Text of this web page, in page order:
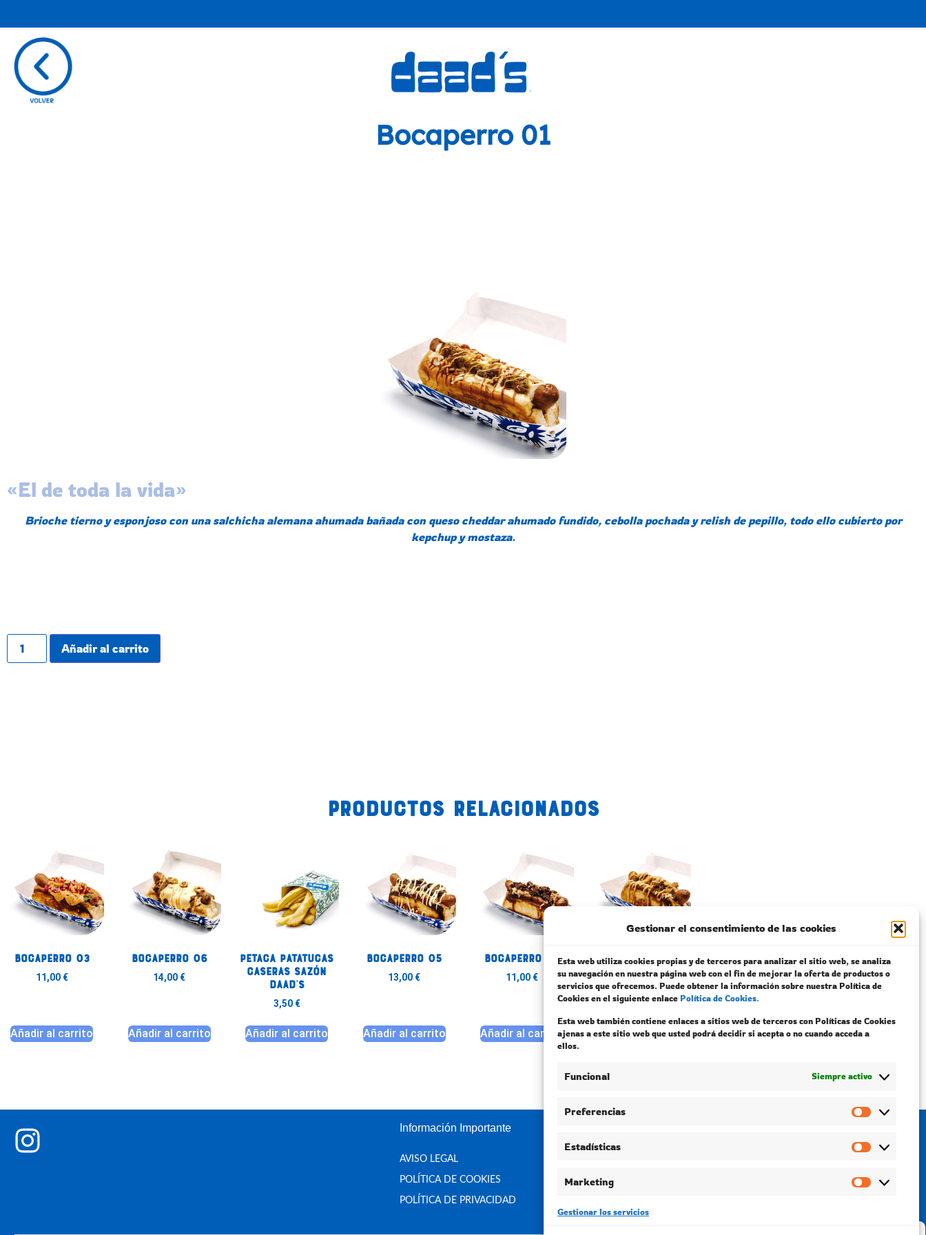
Gestionar el consentimiento de las cookies
Esta web utiliza cookies propias y de terceros para analizar el sitio web, se analiza
su navegación en nuestra página web con el fin de mejorar la oferta de productos o
servicios que ofrecemos. Puede obtener la información sobre nuestra Política de
Cookies en el siguiente enlace Política de Cookies.
Esta web también contiene enlaces a sitios web de terceros con Políticas de Cookies
ajenas a este sitio web que usted podrá decidir si acepta o no cuando acceda a
ellos.
Funcional Siempre activo
Preferencias
Estadísticas
Marketing
Gestionar los servicios
Bocaperro 01
«El de toda la vida»
Brioche tierno y esponjoso con una salchicha alemana ahumada bañada con queso cheddar ahumado fundido, cebolla pochada y relish de pepillo, todo ello cubierto por
kepchup y mostaza.
Añadir al carrito
Productos relacionados
Bocaperro 03
11,00 €
Añadir al carrito
Bocaperro 06
14,00 €
Añadir al carrito
Petaca patatucas
caseras sazón
Daad’s
3,50 €
Añadir al carrito
Bocaperro 05
13,00 €
Añadir al carrito
Bocaperro 02
11,00 €
Añadir al carrito
Bocaperro 04
12,00€
Añadir al carrito
Información Importante
AVISO LEGAL
POLÍTICA DE COOKIES
POLÍTICA DE PRIVACIDAD